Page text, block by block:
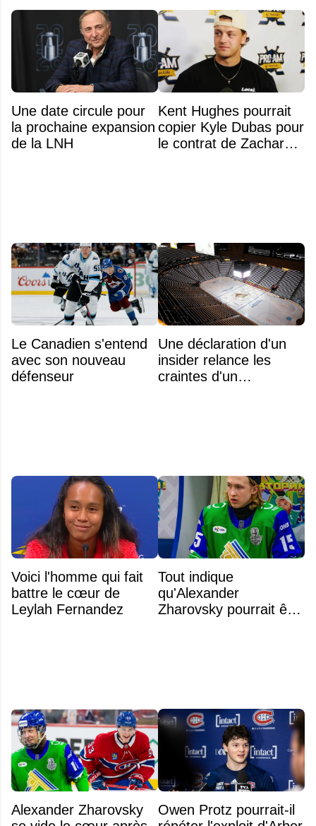
Une date circule pour
la prochaine expansion
de la LNH
Kent Hughes pourrait
copier Kyle Dubas pour
le contrat de Zachary
Le Canadien s'entend
avec son nouveau
défenseur
Une déclaration d'un
insider relance les
craintes d'un
Voici l'homme qui fait
battre le cœur de
Leylah Fernandez
Tout indique
qu'Alexander
Zharovsky pourrait être
Alexander Zharovsky
Owen Protz pourrait-il